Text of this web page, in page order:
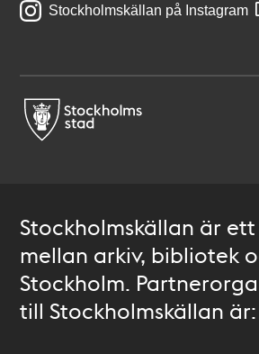
Stockholmskällan på Instagram
Stockholmskällan är
mellan arkiv, bibliotek
Stockholm.
till Stockholmskällan är: